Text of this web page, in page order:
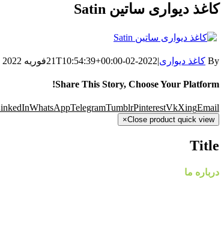
کاغذ دیواری ساتین Satin
By کاغذ دیواری|
2022-02-21T10:54:39+00:00 فوریه 21st, 2022
Share This Story, Choose Your Platform!
WhatsAppTelegramTumblrPinterestVkXingEmail
Close product quick view
×
Title
درباره ما